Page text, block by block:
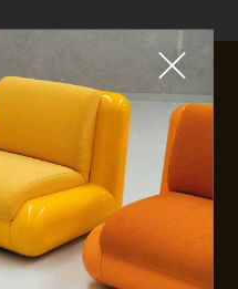
Fermer
VOUS ?